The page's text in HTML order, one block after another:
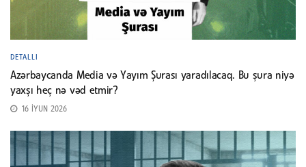
DETALLI
Azərbaycanda Media və Yayım Şurası yaradılacaq. Bu şura niyə
yaxşı heç nə vəd etmir?
16 İYUN 2026